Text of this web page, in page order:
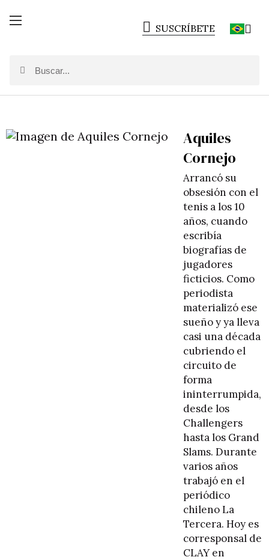
SUSCRÍBETE
Aquiles
Cornejo
Arrancó su
obsesión con el
tenis a los 10
años, cuando
escribía
biografías de
jugadores
ficticios. Como
periodista
materializó ese
sueño y ya lleva
casi una década
cubriendo el
circuito de
forma
ininterrumpida,
desde los
Challengers
hasta los Grand
Slams. Durante
varios años
trabajó en el
periódico
chileno La
Tercera. Hoy es
corresponsal de
CLAY en